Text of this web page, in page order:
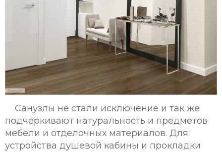
Санузлы не стали исключение и так же
подчеркивают натуральность и предметов
мебели и отделочных материалов. Для
устройства душевой кабины и прокладки